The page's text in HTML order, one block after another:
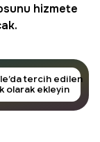
hizmete
tercih edilen
olarak ekleyin